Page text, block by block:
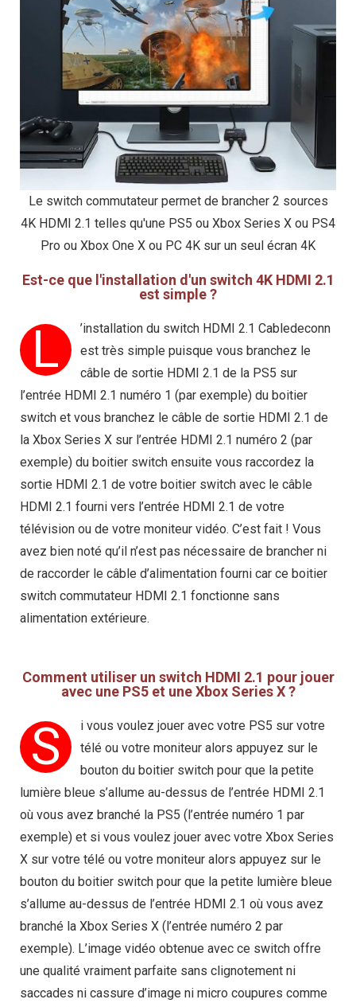
Le switch commutateur permet de brancher 2 sources
4K HDMI 2.1 telles qu'une PS5 ou Xbox Series X ou PS4
Pro ou Xbox One X ou PC 4K sur un seul écran 4K
Est-ce que l'installation d'un switch 4K HDMI 2.1
est simple ?
L
’installation du switch HDMI 2.1 Cabledeconn
est très simple puisque vous branchez le
câble de sortie HDMI 2.1 de la PS5 sur
l’entrée HDMI 2.1 numéro 1 (par exemple) du boitier
switch et vous branchez le câble de sortie HDMI 2.1 de
la Xbox Series X sur l’entrée HDMI 2.1 numéro 2 (par
exemple) du boitier switch ensuite vous raccordez la
sortie HDMI 2.1 de votre boitier switch avec le câble
HDMI 2.1 fourni vers l’entrée HDMI 2.1 de votre
télévision ou de votre moniteur vidéo. C’est fait ! Vous
avez bien noté qu’il n’est pas nécessaire de brancher ni
de raccorder le câble d’alimentation fourni car ce boitier
switch commutateur HDMI 2.1 fonctionne sans
alimentation extérieure.
Comment utiliser un switch HDMI 2.1 pour jouer
avec une PS5 et une Xbox Series X ?
S
i vous voulez jouer avec votre PS5 sur votre
télé ou votre moniteur alors appuyez sur le
bouton du boitier switch pour que la petite
lumière bleue s’allume au-dessus de l’entrée HDMI 2.1
où vous avez branché la PS5 (l’entrée numéro 1 par
exemple) et si vous voulez jouer avec votre Xbox Series
X sur votre télé ou votre moniteur alors appuyez sur le
bouton du boitier switch pour que la petite lumière bleue
s’allume au-dessus de l’entrée HDMI 2.1 où vous avez
branché la Xbox Series X (l’entrée numéro 2 par
exemple). L’image vidéo obtenue avec ce switch offre
une qualité vraiment parfaite sans clignotement ni
saccades ni cassure d’image ni micro coupures comme